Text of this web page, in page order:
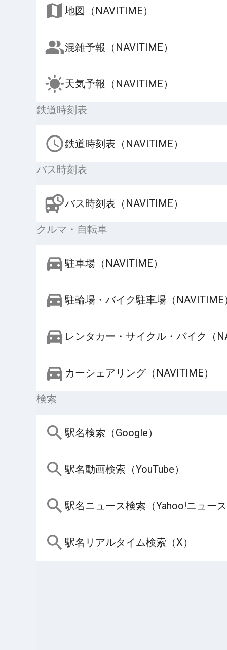
地図（NAVITIME）
混雑予報（NAVITIME）
天気予報（NAVITIME）
鉄道時刻表
鉄道時刻表（NAVITIME）
バス時刻表
バス時刻表（NAVITIME）
クルマ・自転車
駐車場（NAVITIME）
駐輪場・バイク駐車場（NAVITIME
レンタカー・サイクル・バイク（
カーシェアリング（NAVITIME）
検索
駅名検索（Google）
駅名動画検索（YouTube）
駅名ニュース検索（Yahoo!ニュー
駅名リアルタイム検索（X）